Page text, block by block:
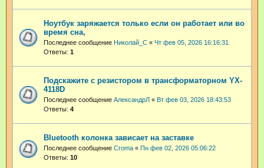
Ноутбук заряжается только если он работает или во
время сна,
Последнее сообщение Николай_С « Чт фев 05, 2026 16:16:31
Ответы: 1
Подскажите с резистором в трансформаторном YX-
4118D
Последнее сообщение АлександрЛ « Вт фев 03, 2026 18:43:53
Ответы: 4
Bluetooth колонка зависает на заставке
Последнее сообщение Croma « Пн фев 02, 2026 05:06:22
Ответы: 10